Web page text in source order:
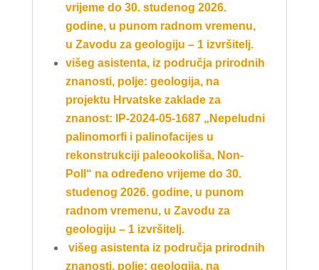
vrijeme do 30. studenog 2026.
godine, u punom radnom vremenu,
u Zavodu za geologiju – 1 izvršitelj.
višeg asistenta, iz područja prirodnih
znanosti, polje: geologija, na
projektu Hrvatske zaklade za
znanost: IP-2024-05-1687 „Nepeludni
palinomorfi i palinofacijes u
rekonstrukciji paleookoliša, Non-
Poll“ na određeno vrijeme do 30.
studenog 2026. godine, u punom
radnom vremenu, u Zavodu za
geologiju – 1 izvršitelj.
višeg asistenta iz područja prirodnih
znanosti, polje: geologija, na